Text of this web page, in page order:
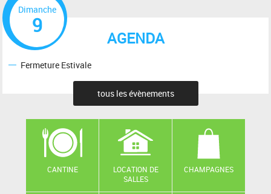
AGENDA
Dimanche
9
Fermeture Estivale
tous les évènements
CANTINE
LOCATION DE
SALLES
CHAMPAGNES